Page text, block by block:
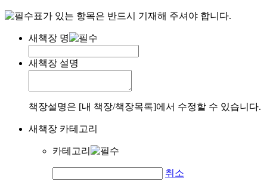
표가 있는 항목은 반드시 기재해 주셔야 합니다.
새책장 명
새책장 설명
책장설명은 [내 책장/책장목록]에서 수정할 수 있습니다.
새책장 카테고리
카테고리
취소